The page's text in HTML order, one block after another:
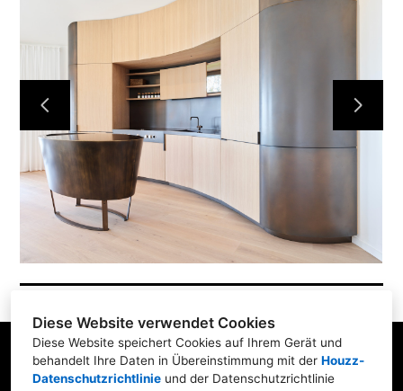
Diese Website verwendet Cookies
Diese Website speichert Cookies auf Ihrem Gerät und
behandelt Ihre Daten in Übereinstimmung mit der Houzz-
Datenschutzrichtlinie und der Datenschutzrichtlinie
Projekte
Über uns
Karriere
Kontakt